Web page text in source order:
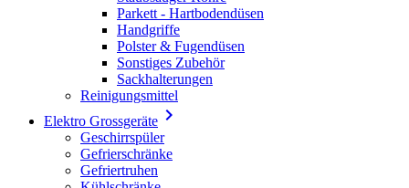
Parkett - Hartbodendüsen
Handgriffe
Polster & Fugendüsen
Sonstiges Zubehör
Sackhalterungen
Reinigungsmittel
Elektro Grossgeräte 
Geschirrspüler
Gefrierschränke
Gefriertruhen